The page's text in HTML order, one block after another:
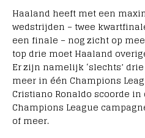
Haaland heeft met een
wedstrijden – twee
een finale – nog zicht op
top drie moet Haaland
Er zijn namelijk ‘slechts’
meer in één Champions
Cristiano Ronaldo scoorde
Champions League
of meer.